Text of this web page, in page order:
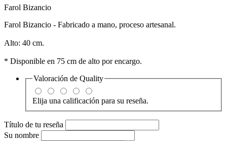
Farol Bizancio
Farol Bizancio - Fabricado a mano, proceso artesanal.
Alto: 40 cm.
* Disponible en 75 cm de alto por encargo.
Valoración de Quality
Elija una calificación para su reseña.
Título de tu reseña
Su nombre